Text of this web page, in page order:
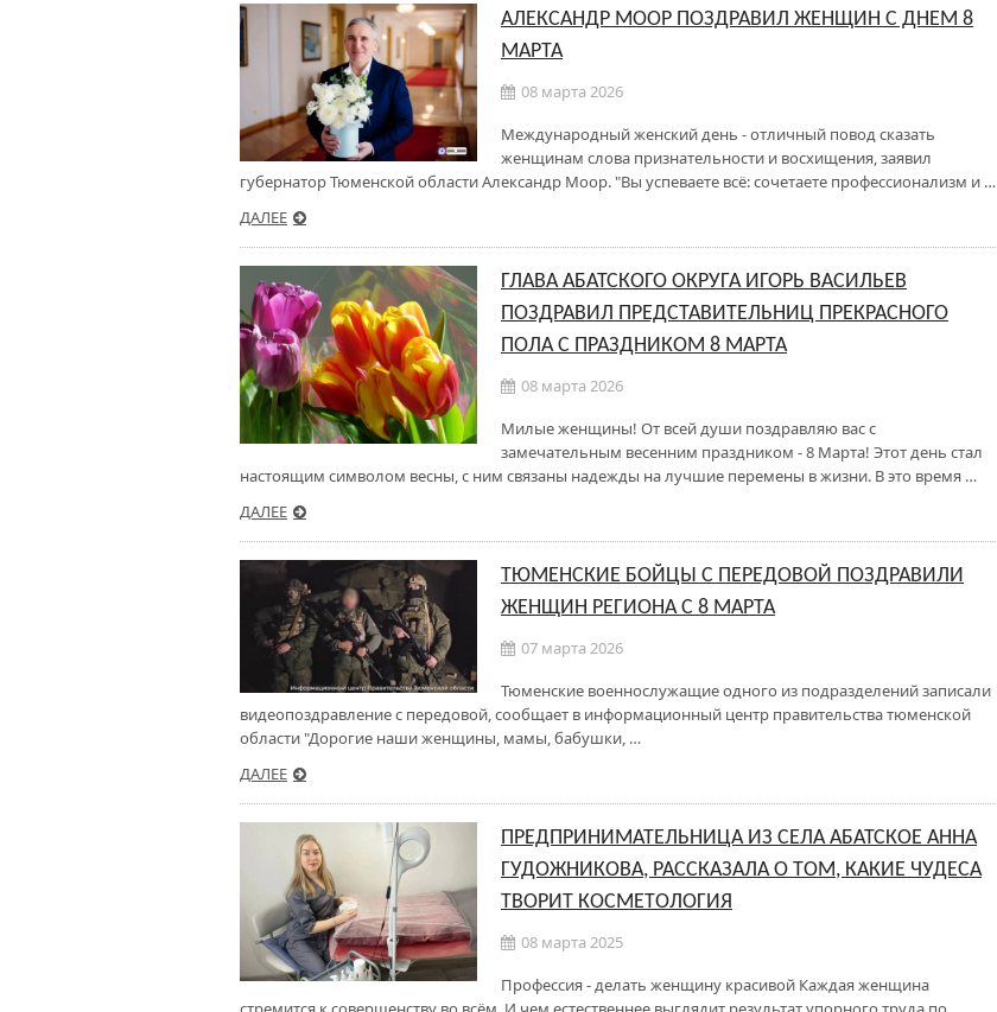
АЛЕКСАНДР МООР ПОЗДРАВИЛ ЖЕНЩИН С ДНЕМ 8
МАРТА
08 марта 2026
Международный женский день - отличный повод сказать
женщинам слова признательности и восхищения, заявил
губернатор Тюменской области Александр Моор. "Вы успеваете всё: сочетаете профессионализм и …
ДАЛЕЕ
ГЛАВА АБАТСКОГО ОКРУГА ИГОРЬ ВАСИЛЬЕВ
ПОЗДРАВИЛ ПРЕДСТАВИТЕЛЬНИЦ ПРЕКРАСНОГО
ПОЛА С ПРАЗДНИКОМ 8 МАРТА
08 марта 2026
Милые женщины! От всей души поздравляю вас с
замечательным весенним праздником - 8 Марта! Этот день стал
настоящим символом весны, с ним связаны надежды на лучшие перемены в жизни. В это время …
ДАЛЕЕ
ТЮМЕНСКИЕ БОЙЦЫ С ПЕРЕДОВОЙ ПОЗДРАВИЛИ
ЖЕНЩИН РЕГИОНА С 8 МАРТА
07 марта 2026
Тюменские военнослужащие одного из подразделений записали
видеопоздравление с передовой, сообщает в информационный центр правительства тюменской
области "Дорогие наши женщины, мамы, бабушки, …
ДАЛЕЕ
ПРЕДПРИНИМАТЕЛЬНИЦА ИЗ СЕЛА АБАТСКОЕ АННА
ГУДОЖНИКОВА, РАССКАЗАЛА О ТОМ, КАКИЕ ЧУДЕСА
ТВОРИТ КОСМЕТОЛОГИЯ
08 марта 2025
Профессия - делать женщину красивой Каждая женщина